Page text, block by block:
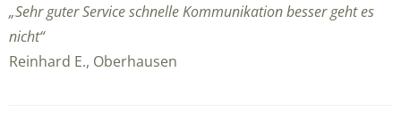
„Sehr guter Service schnelle Kommunikation besser geht es
nicht“
Reinhard E., Oberhausen